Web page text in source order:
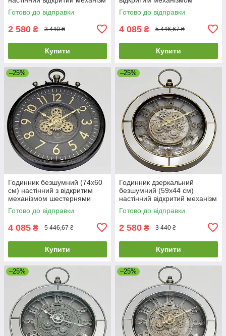
шестерні колещатками
скелетон ретро вінтаж під
Готово до відправки
2 580 ₴ 3 440 ₴
Купити
шестернями колещатками
скелетон ретро вінтаж під
Готово до відправки
4 085 ₴ 5 446,67 ₴
Купити
–25%
Годинник безшумний (74х60
см) настінний з відкритим
механізмом шестернями
колещатками скелетон ретро
вінтаж під старину OV-0128
Готово до відправки
4 085 ₴ 5 446,67 ₴
Купити
–25%
Годинник дзеркальний
безшумний (59х44 см)
настінний відкритий механізм
шестернями колещатками
скелетон ретро вінтаж під
Готово до відправки
2 580 ₴ 3 440 ₴
Купити
–25% –25%